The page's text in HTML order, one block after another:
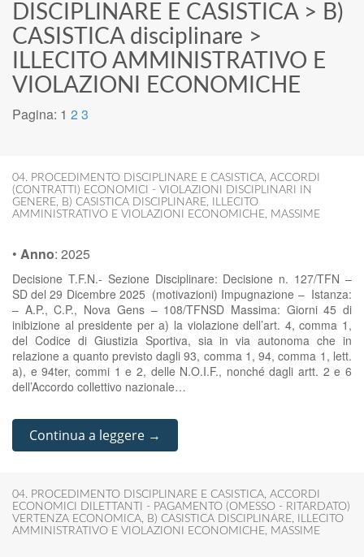
DISCIPLINARE E CASISTICA> B)
CASISTICA disciplinare >
ILLECITO AMMINISTRATIVO E
VIOLAZIONI ECONOMICHE
Pagina: 1 2 3
04. PROCEDIMENTO DISCIPLINARE E CASISTICA, ACCORDI
(CONTRATTI) ECONOMICI - VIOLAZIONI DISCIPLINARI IN
GENERE, B) CASISTICA DISCIPLINARE,
ILLECITO
AMMINISTRATIVO E VIOLAZIONI ECONOMICHE, MASSIME
• Anno: 2025
Decisione T.F.N.- Sezione Disciplinare: Decisione n. 127/TFN –
SD del 29 Dicembre 2025 (motivazioni) Impugnazione – Istanza:
– A.P., C.P., Nova Gens – 108/TFNSD Massima: Giorni 45 di
inibizione al presidente per a) la violazione dell’art. 4, comma 1,
del Codice di Giustizia Sportiva, sia in via autonoma che in
relazione a quanto previsto dagli 93, comma 1, 94, comma 1, lett.
a), e 94ter, commi 1 e 2, delle N.O.I.F., nonché dagli artt. 2 e 6
dell’Accordo collettivo nazionale…
Continua a leggere →
04. PROCEDIMENTO DISCIPLINARE E CASISTICA, ACCORDI
ECONOMICI DILETTANTI - PAGAMENTO (OMESSO - RITARDATO)
VERTENZA ECONOMICA, B) CASISTICA DISCIPLINARE,
ILLECITO
AMMINISTRATIVO E VIOLAZIONI ECONOMICHE, MASSIME